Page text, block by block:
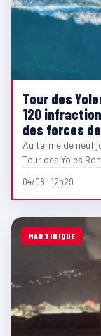
Tour des
120
des forces
Au terme de neuf
Tour des Yoles
04/08 · 12h29
MARTINIQUE